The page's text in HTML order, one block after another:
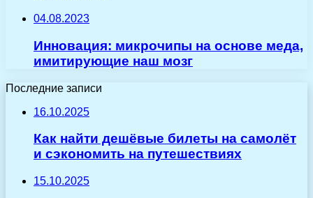
04.08.2023
Инновация: микрочипы на основе меда,
имитирующие наш мозг
Последние записи
16.10.2025
Как найти дешёвые билеты на самолёт
и сэкономить на путешествиях
15.10.2025